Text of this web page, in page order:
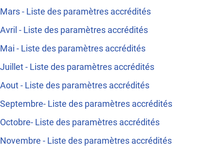
Mars - Liste des paramètres accrédités
Avril - Liste des paramètres accrédités
Mai - Liste des paramètres accrédités
Juillet - Liste des paramètres accrédités
Aout - Liste des paramètres accrédités
Septembre- Liste des paramètres accrédités
Octobre- Liste des paramètres accrédités
Novembre - Liste des paramètres accrédités